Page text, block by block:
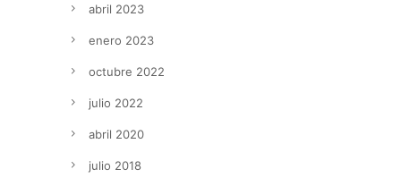
abril 2023
enero 2023
octubre 2022
julio 2022
abril 2020
julio 2018